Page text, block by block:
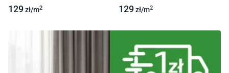
129zł/m2 129zł/m2